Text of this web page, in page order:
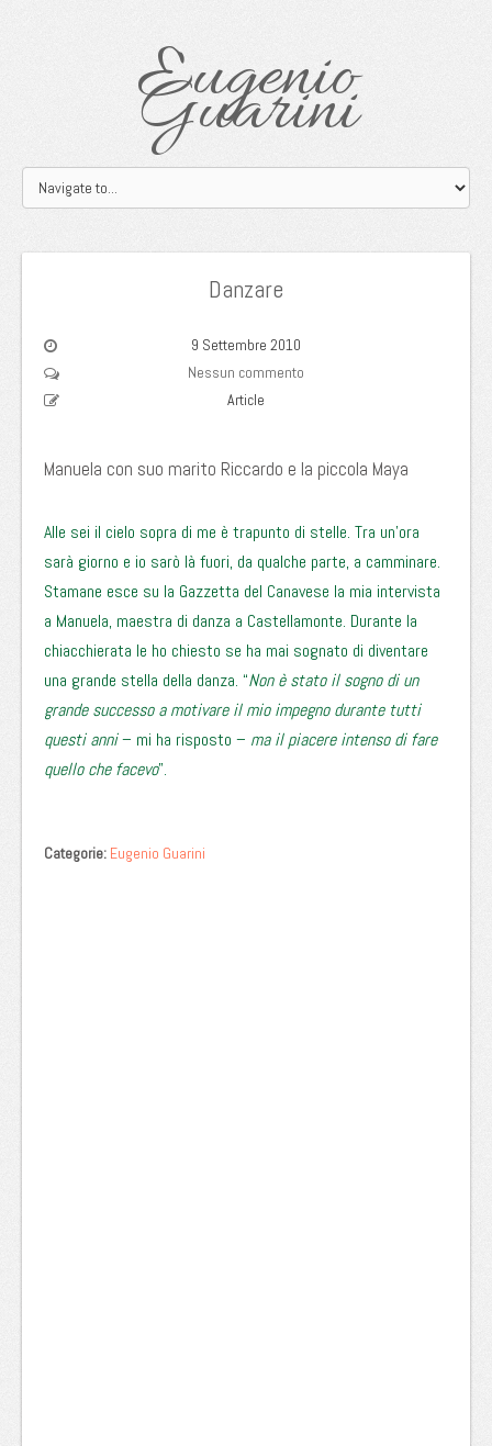
Eugenio
Guarini
Danzare
9 Settembre 2010
Nessun commento
Article
Manuela con suo marito Riccardo e la piccola Maya
Alle sei il cielo sopra di me è trapunto di stelle. Tra un’ora
sarà giorno e io sarò là fuori, da qualche parte, a camminare.
Stamane esce su la Gazzetta del Canavese la mia intervista
a Manuela, maestra di danza a Castellamonte. Durante la
chiacchierata le ho chiesto se ha mai sognato di diventare
una grande stella della danza. “Non è stato il sogno di un
grande successo a motivare il mio impegno durante tutti
questi anni– mi ha risposto – ma il piacere intenso di fare
quello che facevo”.
Categorie: Eugenio Guarini